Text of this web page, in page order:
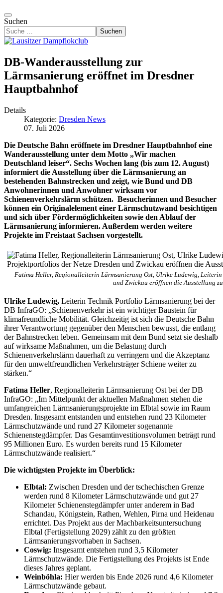
Suchen
Suchen
DB-Wanderausstellung zur
Lärmsanierung eröffnet im Dresdner
Hauptbahnhof
Details
Kategorie: Dresden News
07. Juli 2026
Die Deutsche Bahn eröffnete im Dresdner Hauptbahnhof eine
Wanderausstellung unter dem Motto „Wir machen
Deutschland leiser“. Sechs Wochen lang (bis zum 12. August)
informiert die Ausstellung über die Lärmsanierung an
bestehenden Bahnstrecken und zeigt, wie Bund und DB
Anwohnerinnen und Anwohner wirksam vor
Schienenverkehrslärm schützen. Besucherinnen und Besucher
können ein Originalelement einer Lärmschutzwand besichtigen
und sich über Fördermöglichkeiten sowie den Ablauf der
Lärmsanierung informieren. Außerdem werden weitere
Projekte im Freistaat Sachsen vorgestellt.
Fatima Heller, Regionalleiterin Lärmsanierung Ost, Ulrike Ludewig,
und Zwickau eröffnen die Ausstellung
Ulrike Ludewig, Leiterin Technik Portfolio Lärmsanierung bei der
DB InfraGO: „Schienenverkehr ist ein wichtiger Baustein für
klimafreundliche Mobilität. Gleichzeitig ist sich die Deutsche Bahn
ihrer Verantwortung gegenüber den Menschen bewusst, die entlang
der Bahnstrecken leben. Gemeinsam mit dem Bund setzt sie deshalb
auf wirksame Maßnahmen, um die Belastung durch
Schienenverkehrslärm dauerhaft zu verringern und die Akzeptanz
für den umweltfreundlichen Verkehrsträger Schiene weiter zu
stärken.“
Fatima Heller, Regionalleiterin Lärmsanierung Ost bei der DB
InfraGO: „Im Mittelpunkt der aktuellen Maßnahmen stehen die
umfangreichen Lärmsanierungsprojekte im Elbtal sowie im Raum
Dresden. Insgesamt entstanden und entstehen rund 23 Kilometer
Lärmschutzwände und rund 27 Kilometer sogenannte
Schienenstegdämpfer. Das Gesamtinvestitionsvolumen beträgt rund
95 Millionen Euro. Es wurden bereits rund 15 Kilometer
Lärmschutzwände realisiert.“
Die wichtigsten Projekte im Überblick:
Elbtal: Zwischen Dresden und der tschechischen Grenze
werden rund 8 Kilometer Lärmschutzwände und gut 27
Kilometer Schienenstegdämpfer unter anderem in Bad
Schandau, Königstein, Rathen, Wehlen, Pirna und Heidenau
errichtet. Das Projekt aus der Machbarkeitsuntersuchung
Elbtal (Fertigstellung 2029) zählt zu den größten
Lärmsanierungsvorhaben in Sachsen.
Coswig: Insgesamt entstehen rund 3,5 Kilometer
Lärmschutzwände. Die Fertigstellung des Projekts ist Ende
dieses Jahres geplant.
Weinböhla: Hier werden bis Ende 2026 rund 4,6 Kilometer
Lärmschutzwände gebaut.